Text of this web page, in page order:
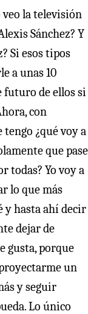
veo la televisión
Sánchez? Y
Si esos tipos
a unas 10
futuro de ellos si
con
tengo ¿qué voy a
que pase
todas? Yo voy a
lo que más
y hasta ahí decir
dejar de
gusta, porque
un
y seguir
Lo único